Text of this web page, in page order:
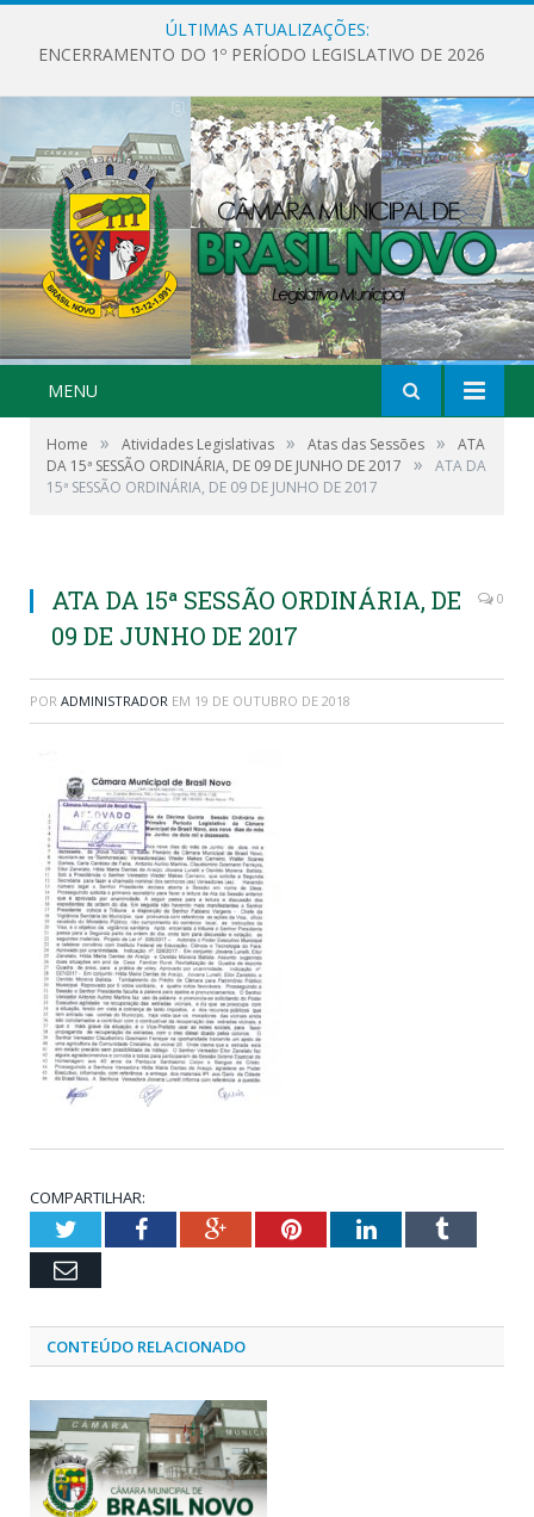
ÚLTIMAS ATUALIZAÇÕES:
ENCERRAMENTO DO 1º PERÍODO LEGISLATIVO DE 2026
MENU
Home » Atividades Legislativas » Atas das Sessões »
ATA
DA 15ª SESSÃO ORDINÁRIA, DE 09 DE JUNHO DE 2017
»
ATA DA
15ª SESSÃO ORDINÁRIA, DE 09 DE JUNHO DE 2017
ATA DA 15ª SESSÃO ORDINÁRIA, DE
09 DE JUNHO DE 2017
0
POR ADMINISTRADOR EM 19 DE OUTUBRO DE 2018
COMPARTILHAR:
TwitterFacebookGoogle+PinterestLinkedInTumblr
Email
CONTEÚDO RELACIONADO